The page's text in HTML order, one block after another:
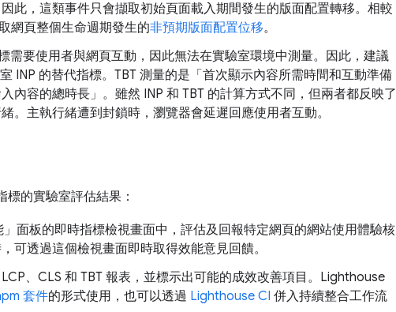
此，這類事件只會擷取初始頁面載入期間發生的版面配置轉移。相較
網頁整個生命週期發生的非預期版面配置位移。
需要使用者與網頁互動，因此無法在實驗室環境中測量。因此，建議
INP 的替代指標。TBT 測量的是「首次顯示內容所需時間和互動準備
內容的總時長」。雖然 INP 和 TBT 的計算方式不同，但兩者都反映了
。主執行緒遭到封鎖時，瀏覽器會延遲回應使用者互動。
的實驗室評估結果：
」面板的即時指標檢視畫面中，評估及回報特定網頁的網站使用體驗核
可透過這個檢視畫面即時取得效能意見回饋。
、CLS 和 TBT 報表，並標示出可能的成效改善項目。Lighthouse
套件的形式使用，也可以透過 Lighthouse CI 併入持續整合工作流